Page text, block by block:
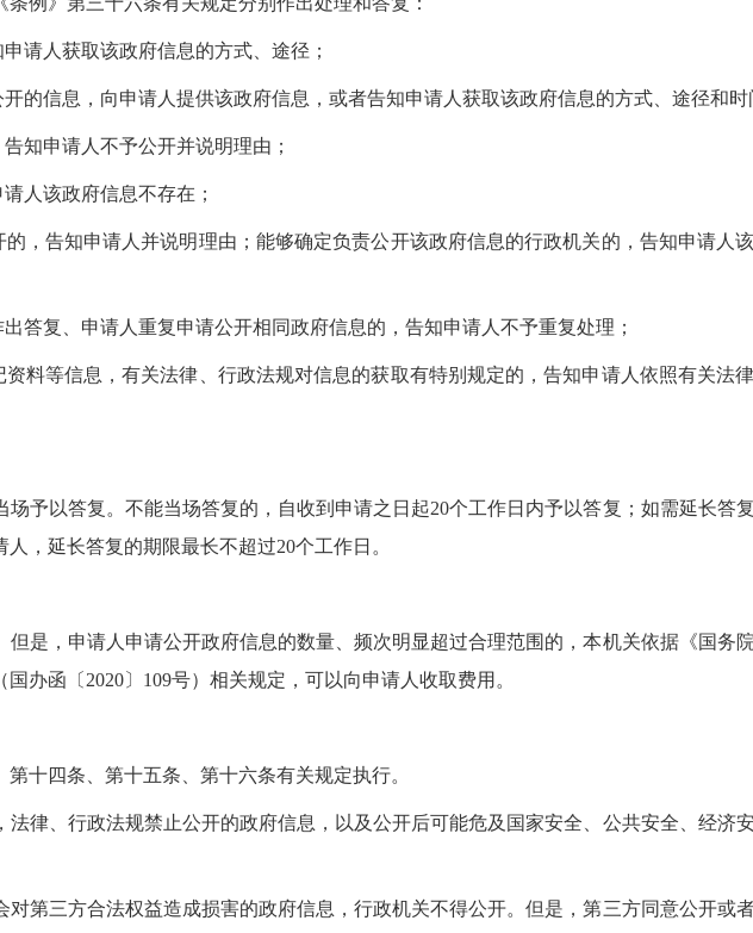
请人获取该政府信息的方式、途径；
的信息，向申请人提供该政府信息，或者告知申请人获取该政府信息的方式、途径和时
知申请人不予公开并说明理由；
人该政府信息不存在；
，告知申请人并说明理由；能够确定负责公开该政府信息的行政机关的，告知申请人
答复、申请人重复申请公开相同政府信息的，告知申请人不予重复处理；
料等信息，有关法律、行政法规对信息的获取有特别规定的，告知申请人依照有关法
予以答复。不能当场答复的，自收到申请之日起20个工作日内予以答复；如需延长答
，延长答复的期限最长不超过20个工作日。
是，申请人申请公开政府信息的数量、频次明显超过合理范围的，本机关依据《国务
办函〔2020〕109号）相关规定，可以向申请人收取费用。
十四条、第十五条、第十六条有关规定执行。
法律、行政法规禁止公开的政府信息，以及公开后可能危及国家安全、公共安全、经济
对第三方合法权益造成损害的政府信息，行政机关不得公开。但是，第三方同意公开或